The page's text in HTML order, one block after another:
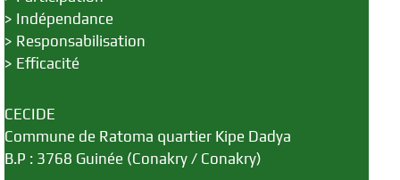
> Indépendance
> Responsabilisation
> Efficacité
CECIDE
Commune de Ratoma quartier Kipe Dadya
B.P : 3768 Guinée (Conakry / Conakry)